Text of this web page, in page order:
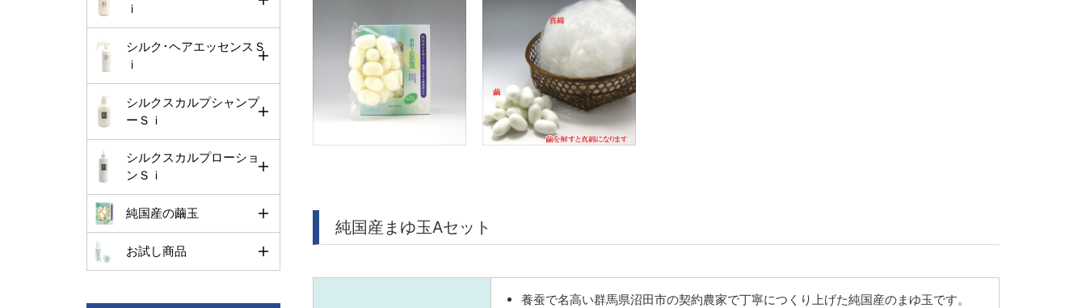
ｉ
シルク･ヘアエッセンスＳ
ｉ
シルクスカルプシャンプ
ーＳｉ
シルクスカルプローショ
ンＳｉ
純国産の繭玉
お試し商品
純国産まゆ玉Aセット
養蚕で名高い群馬県沼田市の契約農家で丁寧につくり上げた純国産のまゆ玉です。